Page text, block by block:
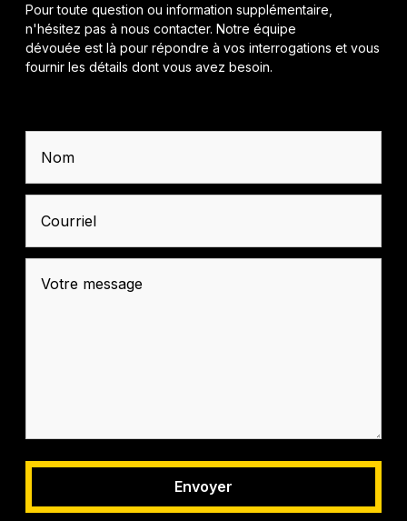
Pour toute question ou information supplémentaire,
n'hésitez pas à nous contacter. Notre équipe
dévouée est là pour répondre à vos interrogations et vous
fournir les détails dont vous avez besoin.